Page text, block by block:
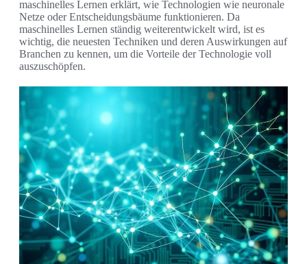
maschinelles Lernen erklärt, wie Technologien wie neuronale
Netze oder Entscheidungsbäume funktionieren. Da
maschinelles Lernen ständig weiterentwickelt wird, ist es
wichtig, die neuesten Techniken und deren Auswirkungen auf
Branchen zu kennen, um die Vorteile der Technologie voll
auszuschöpfen.